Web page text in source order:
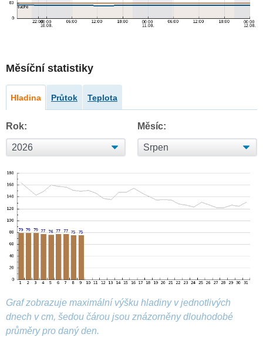
Měsíční statistiky
Hladina Průtok Teplota
Rok: Měsíc:
Graf zobrazuje maximální výšku hladiny v jednotlivých
dnech v cm, šedou čárou jsou znázorněny dlouhodobé
průměry pro daný den.